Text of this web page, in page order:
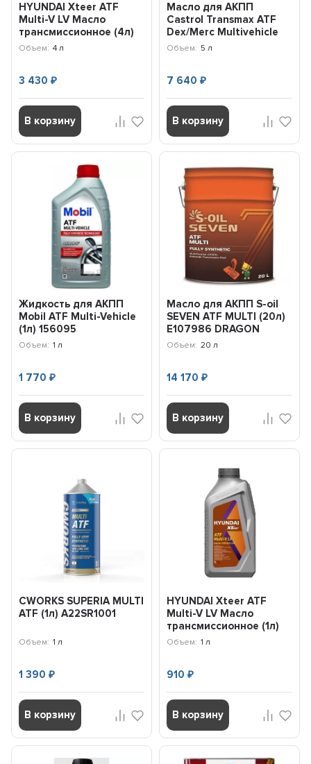
HYUNDAI Xteer ATF
Multi-V LV Масло
трансмиссионное (4л)
1041411
Объем: 4 л
3 430₽
В корзину
Масло для АКПП
Castrol Transmax ATF
Dex/Merc Multivehicle
(5л) 15DD2B
Объем: 5 л
7 640 ₽
В корзину
Жидкость для АКПП
Mobil ATF Multi-Vehicle
(1л) 156095
Объем: 1 л
1 770₽
В корзину
Масло для АКПП S-oil
SEVEN ATF MULTI (20л)
E107986 DRAGON
Объем: 20 л
14 170 ₽
В корзину
CWORKS SUPERIA MULTI
ATF (1л) A22SR1001
Объем: 1 л
1 390₽
В корзину
HYUNDAI Xteer ATF
Multi-V LV Масло
трансмиссионное (1л)
1011411
Объем: 1 л
910 ₽
В корзину